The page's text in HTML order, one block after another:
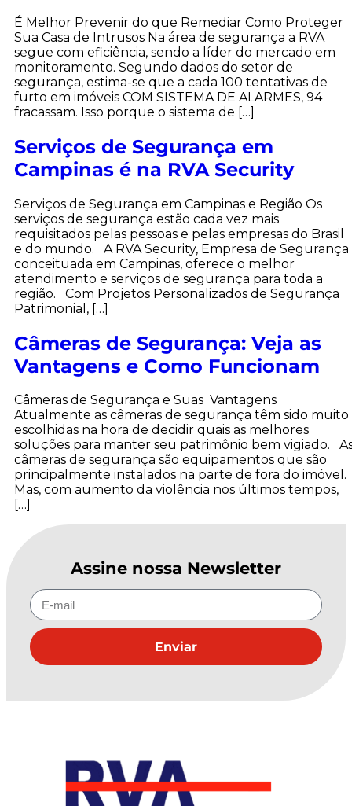
É Melhor Prevenir do que Remediar Como Proteger
Sua Casa de Intrusos Na área de segurança a RVA
segue com eficiência, sendo a líder do mercado em
monitoramento. Segundo dados do setor de
segurança, estima-se que a cada 100 tentativas de
furto em imóveis COM SISTEMA DE ALARMES, 94
fracassam. Isso porque o sistema de […]
Serviços de Segurança em
Campinas é na RVA Security
Serviços de Segurança em Campinas e Região Os
serviços de segurança estão cada vez mais
requisitados pelas pessoas e pelas empresas do Brasil
e do mundo. A RVA Security, Empresa de Segurança
conceituada em Campinas, oferece o melhor
atendimento e serviços de segurança para toda a
região. Com Projetos Personalizados de Segurança
Patrimonial, […]
Câmeras de Segurança: Veja as
Vantagens e Como Funcionam
Câmeras de Segurança e Suas Vantagens
Atualmente as câmeras de segurança têm sido muito
escolhidas na hora de decidir quais as melhores
soluções para manter seu patrimônio bem vigiado.
câmeras de segurança são equipamentos que são
principalmente instalados na parte de fora do imóvel.
Mas, com aumento da violência nos últimos tempos,
[…]
Assine nossa Newsletter
Enviar